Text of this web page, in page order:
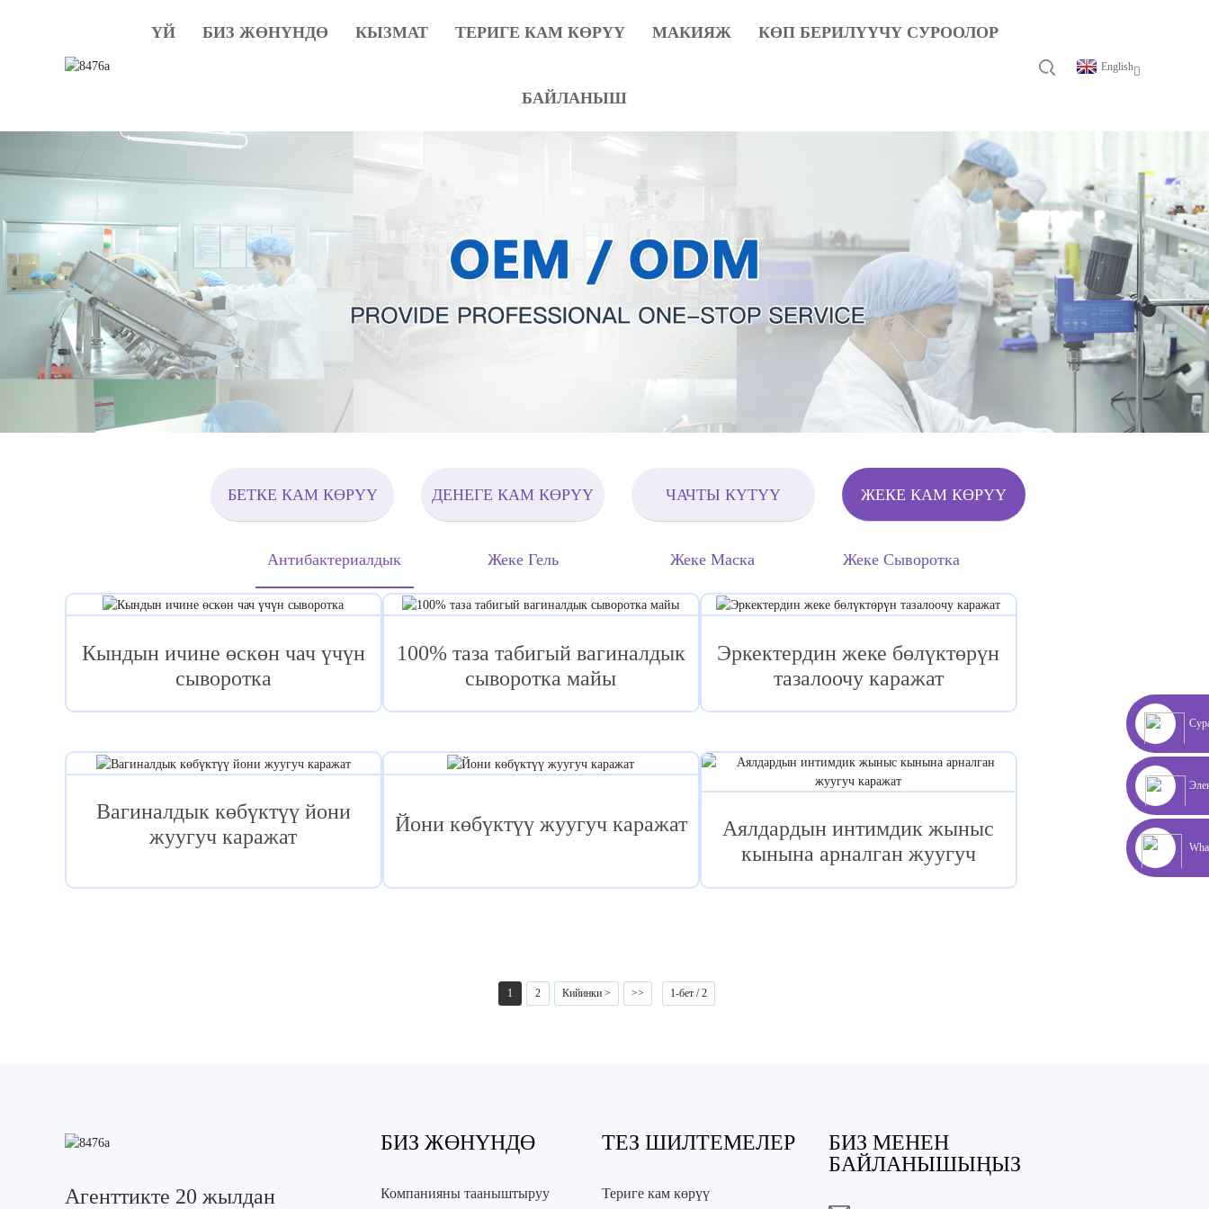
ҮЙ БИЗ ЖӨНҮНДӨ КЫЗМАТ ТЕРИГЕ КАМ КӨРҮҮ МАКИЯЖ КӨП БЕРИЛҮҮЧҮ СУРООЛОР
БАЙЛАНЫШ
English
БЕТКЕ КАМ КӨРҮҮ ДЕНЕГЕ КАМ КӨРҮҮ ЧАЧТЫ КҮТҮҮ ЖЕКЕ КАМ КӨРҮҮ
Антибактериалдык Жеке Гель Жеке Маска Жеке Сыворотка
Кындын ичине өскөн чач үчүн
сыворотка
100% таза табигый вагиналдык
сыворотка майы
Эркектердин жеке бөлүктөрүн
тазалоочу каражат
Вагиналдык көбүктүү йони
жуугуч каражат
Йони көбүктүү жуугуч каражат
Аялдардын интимдик жыныс
кынына арналган жуугуч
1 2 Кийинки > >> 1-бет / 2
Агенттикте 20 жылдан
БИЗ ЖӨНҮНДӨ
Компанияны тааныштыруу
ТЕЗ ШИЛТЕМЕЛЕР
Териге кам көрүү
БИЗ МЕНЕН
БАЙЛАНЫШЫҢЫЗ